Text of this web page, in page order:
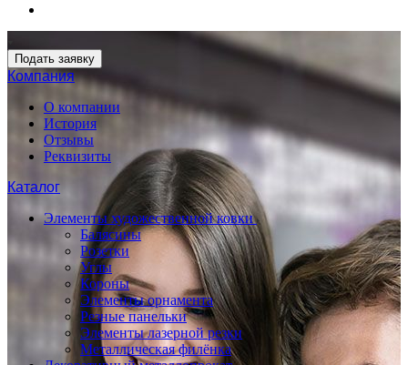
Подать заявку
Компания
О компании
История
Отзывы
Реквизиты
Каталог
Элементы художественной ковки
Балясины
Розетки
Углы
Короны
Элементы орнамента
Резные панельки
Элементы лазерной резки
Металлическая филёнка